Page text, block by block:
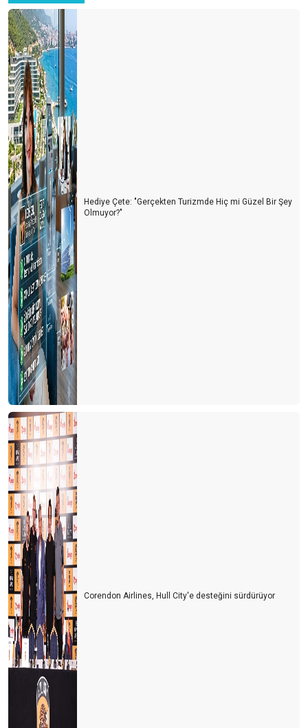
Hediye Çete: "Gerçekten Turizmde Hiç mi Güzel Bir Şey
Olmuyor?"
Corendon Airlines, Hull City'e desteğini sürdürüyor